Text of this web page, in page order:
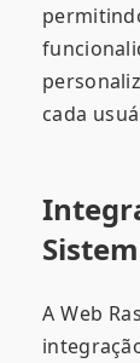
cada
A Web